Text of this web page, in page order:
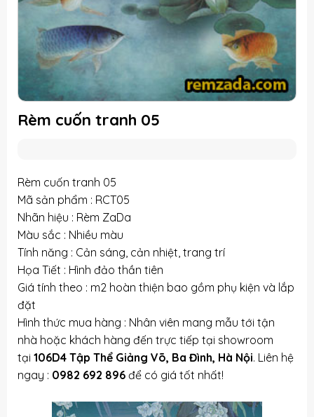
Rèm cuốn tranh 05
Rèm cuốn tranh 05
Mã sản phẩm : RCT05
Nhãn hiệu : Rèm ZaDa
Màu sắc : Nhiều màu
Tính năng : Cản sáng, cản nhiệt, trang trí
Họa Tiết : Hình đảo thần tiên
Giá tính theo : m2 hoàn thiện bao gồm phụ kiện và lắp
đặt
Hình thức mua hàng : Nhân viên mang mẫu tới tận
nhà hoặc khách hàng đến trực tiếp tại showroom
tại 106D4 Tập Thể Giảng Võ, Ba Đình, Hà Nội. Liên hệ
ngay : 0982 692 896để có giá tốt nhất!